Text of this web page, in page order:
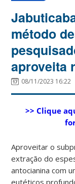
método
aproveita
08/11/2023 16:22
>> Clique
Aproveitar o
extração do
antocianina com
eutéticos